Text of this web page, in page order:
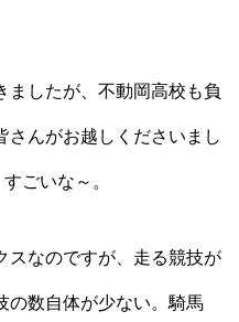
したが、不動岡高校も負
さんがお越しくださいまし
ごいな～。
なのですが、走る競技が
の数自体が少ない。騎馬